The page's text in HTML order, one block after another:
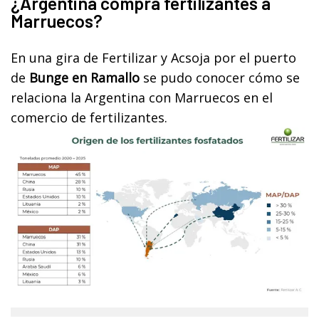
Marruecos?
En una gira de Fertilizar y Acsoja por el puerto
de Bunge en Ramallo se pudo conocer cómo se
relaciona la Argentina con Marruecos en el
comercio de fertilizantes.